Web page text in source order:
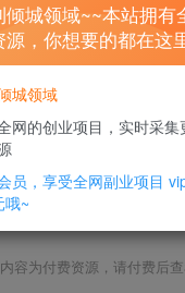
福，年末流量
轻松三位数，视频号纯
容为付费资源，请付费后
倾城领域~~本站拥有
源，你想要的都在这
城领域
网的创业项目，实时采集
员，享受全网副业项目
哦~